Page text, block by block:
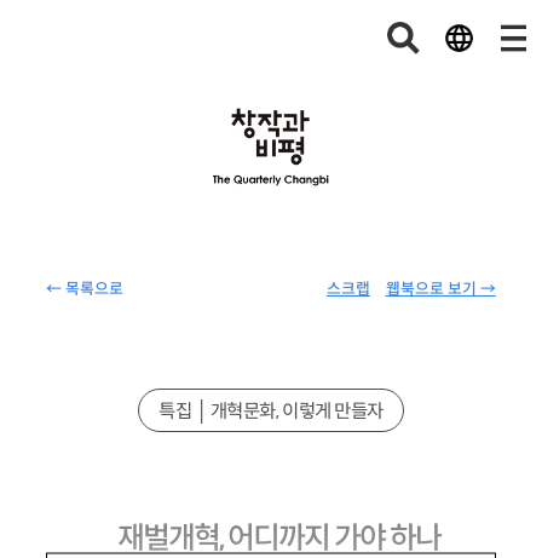
← 목록으로 웹북으로 보기 →
스크랩
특집 │ 개혁문화, 이렇게 만들자
재벌개혁, 어디까지 가야 하나